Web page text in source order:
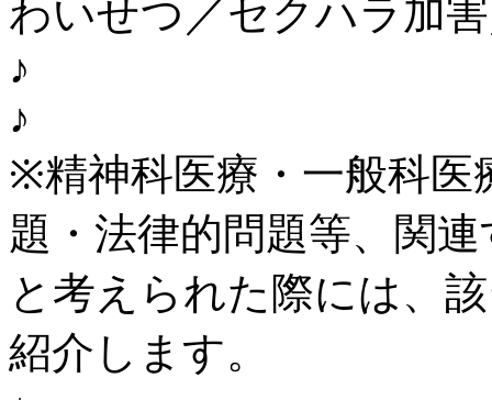
わいせつ／セクハラ加
♪
♪
※精神科医療・一般科医
題・法律的問題等、関
と考えられた際には、
紹介します。